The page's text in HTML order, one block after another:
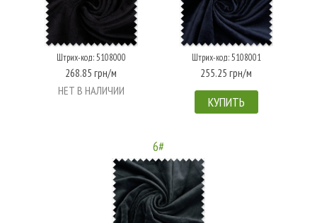
Штрих-код: 5108000
268.85 грн/м
НЕТ В НАЛИЧИИ
Штрих-код: 5108001
255.25 грн/м
КУПИТЬ
6#